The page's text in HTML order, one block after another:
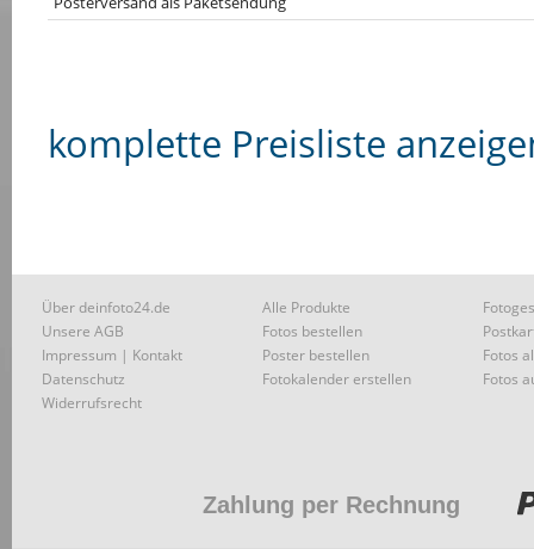
komplette Preisliste
Über deinfoto24.de
Unsere AGB
Impressum | Kontakt
Datenschutz
Widerrufsrecht
Alle Produkte
Fotos bestellen
Poster bestellen
Fotokalender erstellen
Fotos
Fotos
Zahlung per Rechnung